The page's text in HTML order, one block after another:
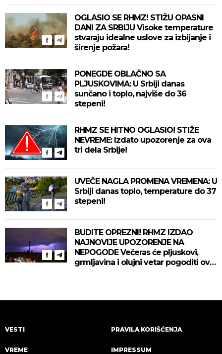
OGLASIO SE RHMZ! STIŽU OPASNI
DANI ZA SRBIJU Visoke temperature
stvaraju idealne uslove za izbijanje i
širenje požara!
PONEGDE OBLAČNO SA
PLJUSKOVIMA: U Srbiji danas
sunčano i toplo, najviše do 36
stepeni!
RHMZ SE HITNO OGLASIO! STIŽE
NEVREME: Izdato upozorenje za ova
tri dela Srbije!
UVEČE NAGLA PROMENA VREMENA: U
Srbiji danas toplo, temperature do 37
stepeni!
BUDITE OPREZNI! RHMZ IZDAO
NAJNOVIJE UPOZORENJE NA
NEPOGODE Večeras će pljuskovi,
grmljavina i olujni vetar pogoditi ove
VESTI
VREME
PRAVILA KORIŠĆENJA
IMPRESSUM